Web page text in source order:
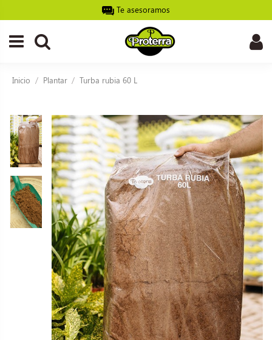
Te asesoramos
Inicio Plantar Turba rubia 60 L